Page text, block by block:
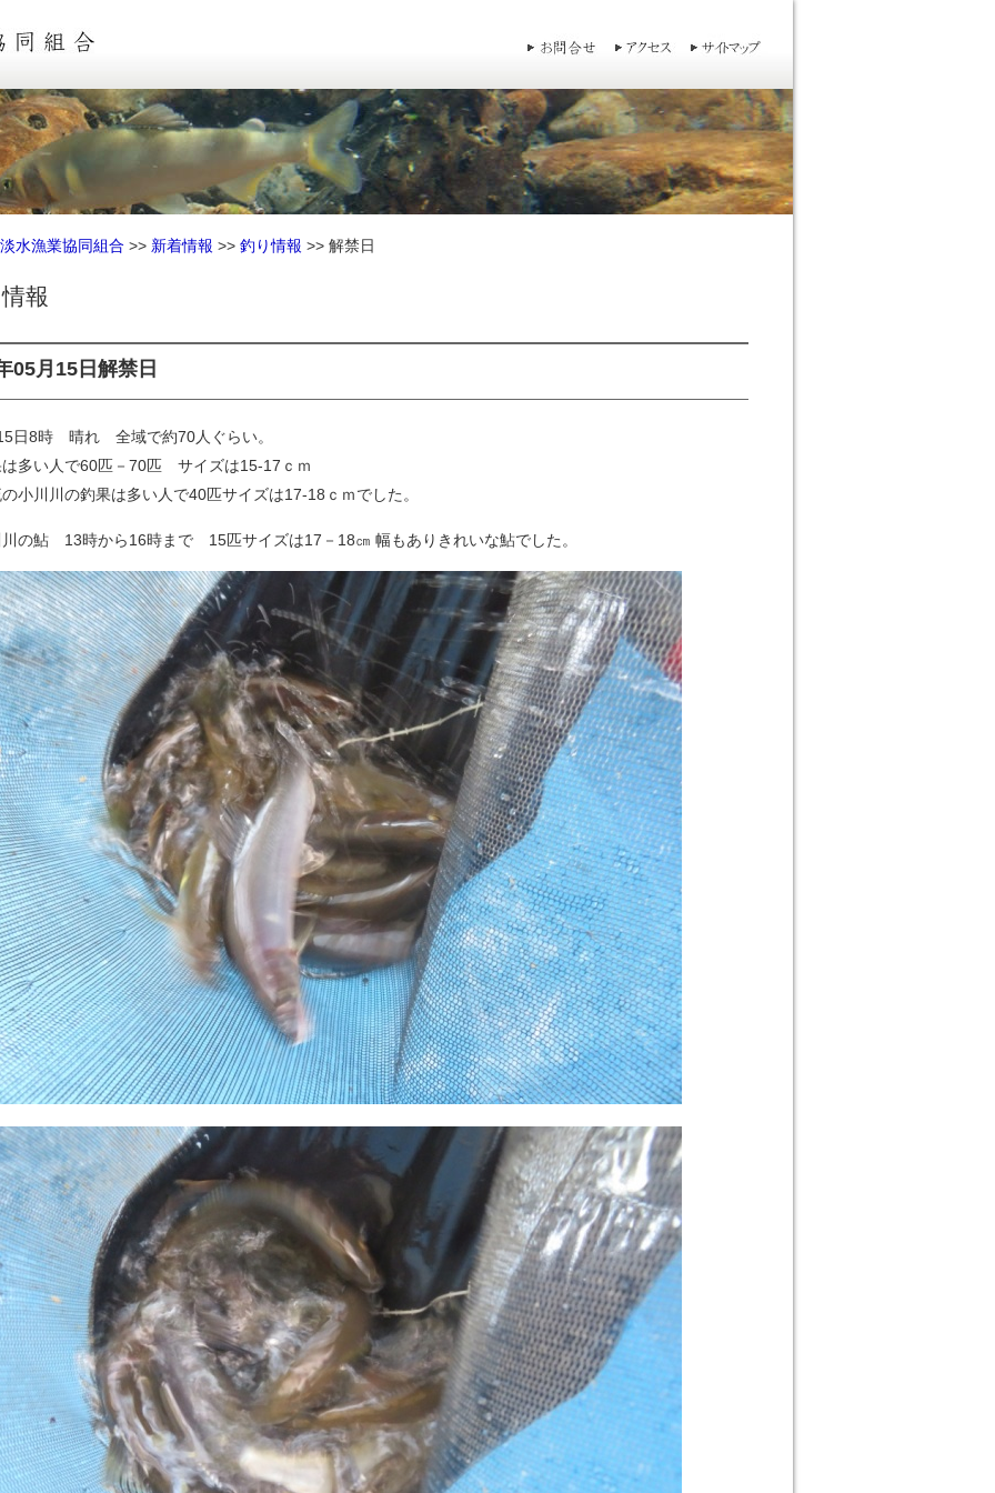
水漁業協同組合 >> 新着情報 >> 釣り情報 >> 解禁日
報
05月15日 解禁日
日8時 晴れ 全域で約70人ぐらい。
は多い人で60匹－70匹 サイズは15-17ｃｍ
小川川の釣果は多い人で40匹サイズは17-18ｃｍでした。
の鮎 13時から16時まで 15匹サイズは17－18㎝ 幅もありきれいな鮎でした。